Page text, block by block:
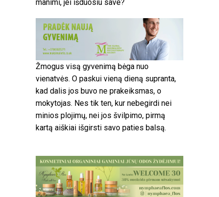
manimi, jei išduosiu save?
Žmogus visą gyvenimą bėga nuo
vienatvės. O paskui vieną dieną supranta,
kad dalis jos buvo ne prakeiksmas, o
mokytojas. Nes tik ten, kur nebegirdi nei
minios plojimų, nei jos švilpimo, pirmą
kartą aiškiai išgirsti savo paties balsą.